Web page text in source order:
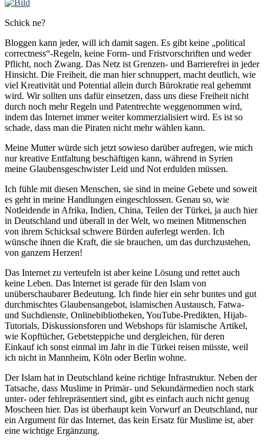
Schick ne?
Bloggen kann jeder, will ich damit sagen. Es gibt keine „political
correctness“-Regeln, keine Form- und Fristvorschriften und weder
Pflicht, noch Zwang. Das Netz ist Grenzen- und Barrierefrei in jeder
Hinsicht. Die Freiheit, die man hier schnuppert, macht deutlich, wie
viel Kreativität und Potential allein durch Bürokratie real gehemmt
wird. Wir sollten uns dafür einsetzen, dass uns diese Freiheit nicht
durch noch mehr Regeln und Patentrechte weggenommen wird,
indem das Internet immer weiter kommerzialisiert wird. Es ist so
schade, dass man die Piraten nicht mehr wählen kann.
Meine Mutter würde sich jetzt sowieso darüber aufregen, wie mich
nur kreative Entfaltung beschäftigen kann, während in Syrien
meine Glaubensgeschwister Leid und Not erdulden müssen.
Ich fühle mit diesen Menschen, sie sind in meine Gebete und soweit
es geht in meine Handlungen eingeschlossen. Genau so, wie
Notleidende in Afrika, Indien, China, Teilen der Türkei, ja auch hier
in Deutschland und überall in der Welt, wo meinen Mitmenschen
von ihrem Schicksal schwere Bürden auferlegt werden. Ich
wünsche ihnen die Kraft, die sie brauchen, um das durchzustehen,
von ganzem Herzen!
Das Internet zu verteufeln ist aber keine Lösung und rettet auch
keine Leben. Das Internet ist gerade für den Islam von
unüberschaubarer Bedeutung. Ich finde hier ein sehr buntes und gut
durchmischtes Glaubensangebot, islamischen Austausch, Fatwa-
und Suchdienste, Onlinebibliotheken, YouTube-Predikten, Hijab-
Tutorials, Diskussionsforen und Webshops für islamische Artikel,
wie Kopftücher, Gebetsteppiche und dergleichen, für deren
Einkauf ich sonst einmal im Jahr in die Türkei reisen müsste, weil
ich nicht in Mannheim, Köln oder Berlin wohne.
Der Islam hat in Deutschland keine richtige Infrastruktur. Neben der
Tatsache, dass Muslime in Primär- und Sekundärmedien noch stark
unter- oder fehlrepräsentiert sind, gibt es einfach auch nicht genug
Moscheen hier. Das ist überhaupt kein Vorwurf an Deutschland, nur
ein Argument für das Internet, das kein Ersatz für Muslime ist, aber
eine wichtige Ergänzung.